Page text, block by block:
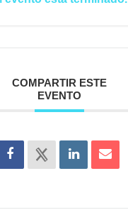
COMPARTIR ESTE
EVENTO